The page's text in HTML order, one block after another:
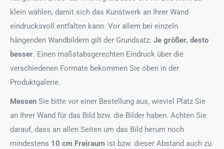
klein wählen, damit sich das Kunstwerk an Ihrer Wand
eindrucksvoll entfalten kann. Vor allem bei einzeln
hängenden Wandbildern gilt der Grundsatz: Je größer, desto
besser. Einen maßstabsgerechten Eindruck über die
verschiedenen Formate bekommen Sie oben in der
Produktgalerie.
Messen Sie bitte vor einer Bestellung aus, wieviel Platz Sie
an Ihrer Wand für das Bild bzw. die Bilder haben. Achten Sie
darauf, dass an allen Seiten um das Bild herum noch
mindestens 10 cm Freiraum ist bzw. dieser Abstand auch zu